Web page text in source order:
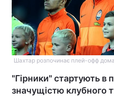
Шахтар розпочинає плей-офф
"Гірники" стартують в
значущістю клубного